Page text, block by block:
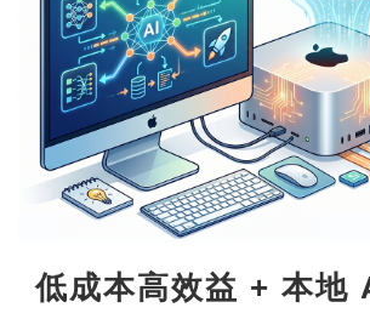
低成本高效益 + 本地